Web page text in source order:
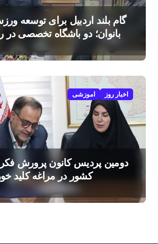
گام بلند اردبیل برای توسعه
بانوان؛ دو باشگاه تخصصی در
اخبار روز اموزشی
دومین پردیس کانون پرورش
کشور در مراغه کلید